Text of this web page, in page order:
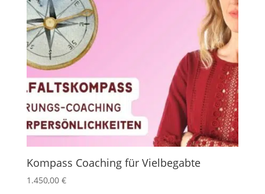
Kompass Coaching für Vielbegabte
1.450,00 €